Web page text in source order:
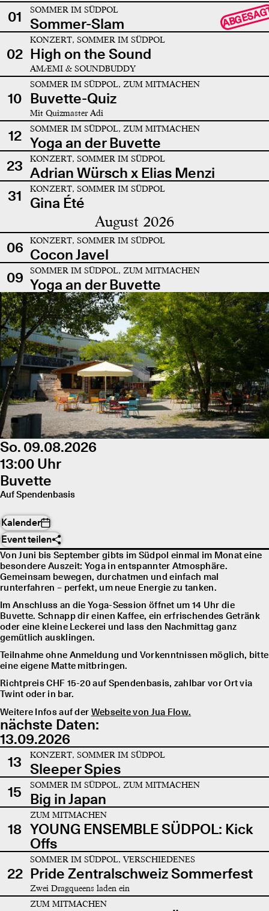
01 SOMMER IM SÜDPOL
Sommer-Slam
02
KONZERT, SOMMER IM SÜDPOL
High on the Sound
AMÆMI & SOUNDBUDDY
10
SOMMER IM SÜDPOL, ZUM MITMACHEN
Buvette-Quiz
Mit Quizmaster Adi
12 SOMMER IM SÜDPOL, ZUM MITMACHEN
Yoga an der Buvette
23
KONZERT, SOMMER IM SÜDPOL
Adrian Würsch x Elias Menzi
31
KONZERT, SOMMER IM SÜDPOL
Gina Été
August 2026
06 KONZERT, SOMMER IM SÜDPOL
Cocon Javel
09
SOMMER IM SÜDPOL, ZUM MITMACHEN
Yoga an der Buvette
So. 09.08.2026
13:00 Uhr
Buvette
Auf Spendenbasis
Kalender
Event teilen
Von Juni bis September gibts im Südpol einmal im Monat eine
besondere Auszeit: Yoga in entspannter Atmosphäre.
Gemeinsam bewegen, durchatmen und einfach mal
runterfahren – perfekt, um neue Energie zu tanken.
Im Anschluss an die Yoga-Session öffnet um 14 Uhr die
Buvette. Schnapp dir einen Kaffee, ein erfrischendes Getränk
oder eine kleine Leckerei und lass den Nachmittag ganz
gemütlich ausklingen.
Teilnahme ohne Anmeldung und Vorkenntnissen möglich, bitte
eine eigene Matte mitbringen.
Richtpreis CHF 15-20 auf Spendenbasis, zahlbar vor Ort via
Twint oder in bar.
Weitere Infos auf der Webseite von Jua Flow.
nächste Daten:
13.09.2026
13
KONZERT, SOMMER IM SÜDPOL
Sleeper Spies
15
SOMMER IM SÜDPOL, ZUM MITMACHEN
Big in Japan
18
ZUM MITMACHEN
YOUNG ENSEMBLE SÜDPOL: Kick
Offs
22
SOMMER IM SÜDPOL, VERSCHIEDENES
Pride Zentralschweiz Sommerfest
Zwei Dragqueens laden ein
ZUM MITMACHEN